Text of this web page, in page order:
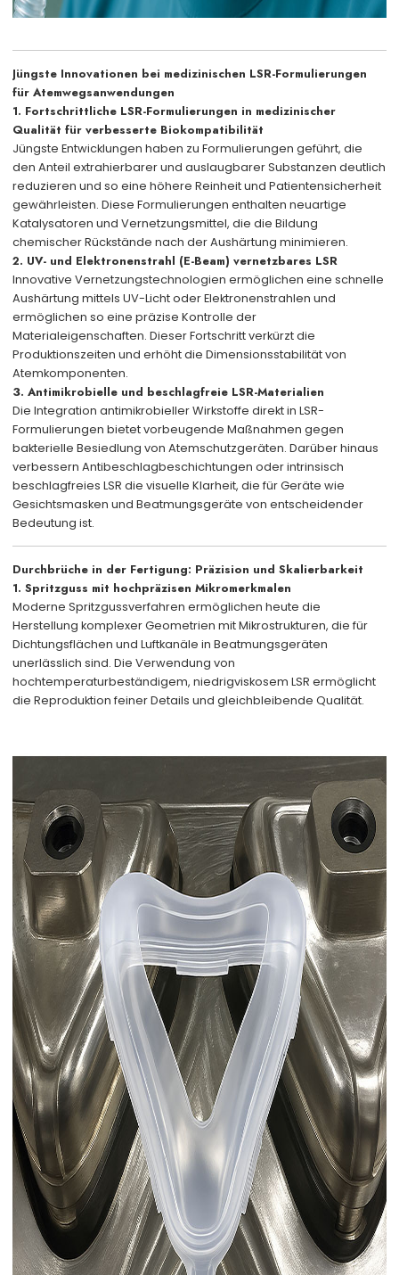
Jüngste Innovationen bei medizinischen LSR-Formulierungen
für Atemwegsanwendungen
1. Fortschrittliche LSR-Formulierungen in medizinischer
Qualität für verbesserte Biokompatibilität
Jüngste Entwicklungen haben zu Formulierungen geführt, die
den Anteil extrahierbarer und auslaugbarer Substanzen deutlich
reduzieren und so eine höhere Reinheit und Patientensicherheit
gewährleisten. Diese Formulierungen enthalten neuartige
Katalysatoren und Vernetzungsmittel, die die Bildung
chemischer Rückstände nach der Aushärtung minimieren.
2. UV- und Elektronenstrahl (E-Beam) vernetzbares LSR
Innovative Vernetzungstechnologien ermöglichen eine schnelle
Aushärtung mittels UV-Licht oder Elektronenstrahlen und
ermöglichen so eine präzise Kontrolle der
Materialeigenschaften. Dieser Fortschritt verkürzt die
Produktionszeiten und erhöht die Dimensionsstabilität von
Atemkomponenten.
3. Antimikrobielle und beschlagfreie LSR-Materialien
Die Integration antimikrobieller Wirkstoffe direkt in LSR-
Formulierungen bietet vorbeugende Maßnahmen gegen
bakterielle Besiedlung von Atemschutzgeräten. Darüber hinaus
verbessern Antibeschlagbeschichtungen oder intrinsisch
beschlagfreies LSR die visuelle Klarheit, die für Geräte wie
Gesichtsmasken und Beatmungsgeräte von entscheidender
Bedeutung ist.
Durchbrüche in der Fertigung: Präzision und Skalierbarkeit
1. Spritzguss mit hochpräzisen Mikromerkmalen
Moderne Spritzgussverfahren ermöglichen heute die
Herstellung komplexer Geometrien mit Mikrostrukturen, die für
Dichtungsflächen und Luftkanäle in Beatmungsgeräten
unerlässlich sind. Die Verwendung von
hochtemperaturbeständigem, niedrigviskosem LSR ermöglicht
die Reproduktion feiner Details und gleichbleibende Qualität.